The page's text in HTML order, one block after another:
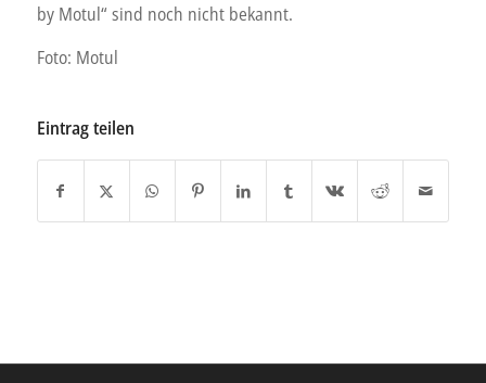
by Motul“ sind noch nicht bekannt.
Foto: Motul
Eintrag teilen